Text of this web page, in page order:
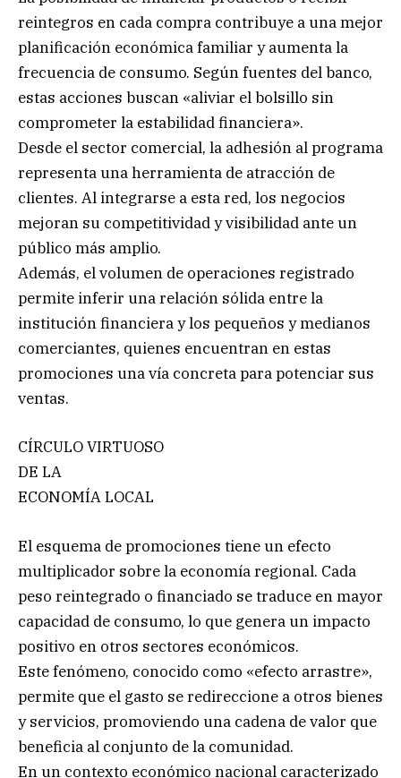
reintegros en cada compra contribuye a una mejor
planificación económica familiar y aumenta la
frecuencia de consumo. Según fuentes del banco,
estas acciones buscan «aliviar el bolsillo sin
comprometer la estabilidad financiera».
Desde el sector comercial, la adhesión al programa
representa una herramienta de atracción de
clientes. Al integrarse a esta red, los negocios
mejoran su competitividad y visibilidad ante un
público más amplio.
Además, el volumen de operaciones registrado
permite inferir una relación sólida entre la
institución financiera y los pequeños y medianos
comerciantes, quienes encuentran en estas
promociones una vía concreta para potenciar sus
ventas.
CÍRCULO VIRTUOSO
DE LA
ECONOMÍA LOCAL
El esquema de promociones tiene un efecto
multiplicador sobre la economía regional. Cada
peso reintegrado o financiado se traduce en mayor
capacidad de consumo, lo que genera un impacto
positivo en otros sectores económicos.
Este fenómeno, conocido como «efecto arrastre»,
permite que el gasto se redireccione a otros bienes
y servicios, promoviendo una cadena de valor que
beneficia al conjunto de la comunidad.
En un contexto económico nacional caracterizado